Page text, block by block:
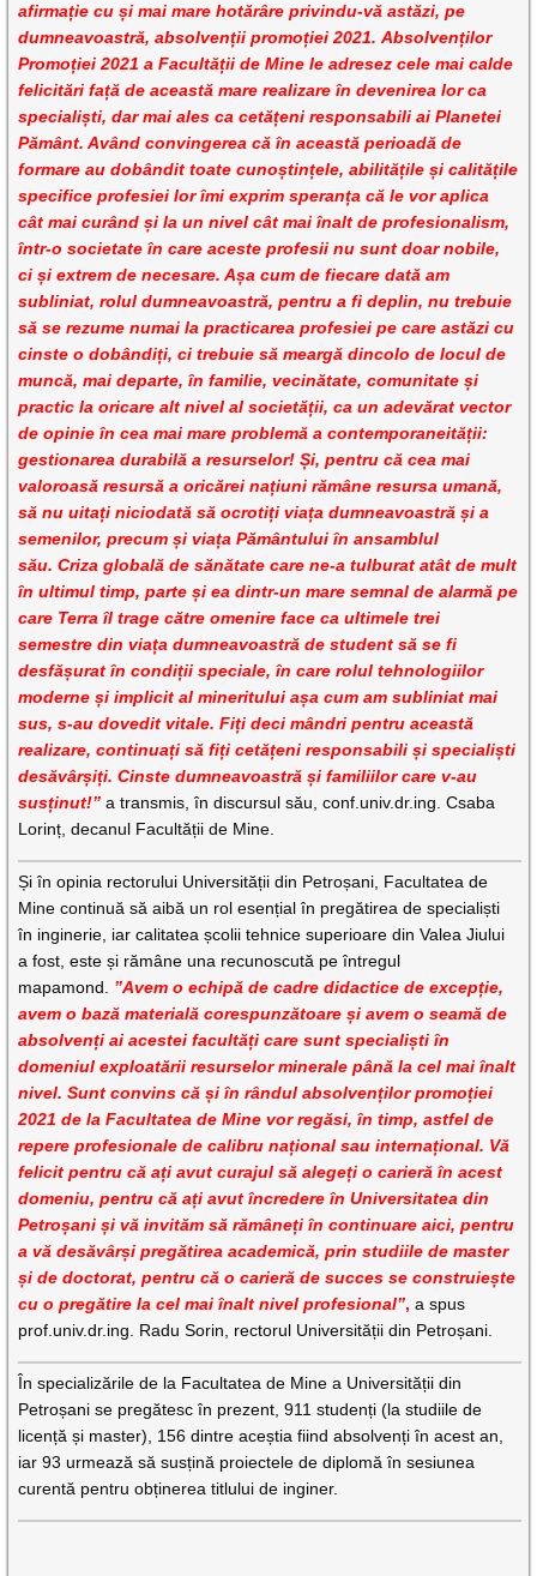
afirmație cu și mai mare hotărâre privindu-vă astăzi, pe
dumneavoastră, absolvenții promoției 2021. Absolvenților
Promoției 2021 a Facultății de Mine le adresez cele mai calde
felicitări față de această mare realizare în devenirea lor ca
specialiști, dar mai ales ca cetățeni responsabili ai Planetei
Pământ. Având convingerea că în această perioadă de
formare au dobândit toate cunoștințele, abilitățile și calitățile
specifice profesiei lor îmi exprim speranța că le vor aplica
cât mai curând și la un nivel cât mai înalt de profesionalism,
într-o societate în care aceste profesii nu sunt doar nobile,
ci și extrem de necesare. Așa cum de fiecare dată am
subliniat, rolul dumneavoastră, pentru a fi deplin, nu trebuie
să se rezume numai la practicarea profesiei pe care astăzi cu
cinste o dobândiți, ci trebuie să meargă dincolo de locul de
muncă, mai departe, în familie, vecinătate, comunitate și
practic la oricare alt nivel al societății, ca un adevărat vector
de opinie în cea mai mare problemă a contemporaneității:
gestionarea durabilă a resurselor! Și, pentru că cea mai
valoroasă resursă a oricărei națiuni rămâne resursa umană,
să nu uitați niciodată să ocrotiți viața dumneavoastră și a
semenilor, precum și viața Pământului în ansamblul
său. Criza globală de sănătate care ne-a tulburat atât de mult
în ultimul timp, parte și ea dintr-un mare semnal de alarmă pe
care Terra îl trage către omenire face ca ultimele trei
semestre din viața dumneavoastră de student să se fi
desfășurat în condiții speciale, în care rolul tehnologiilor
moderne și implicit al mineritului așa cum am subliniat mai
sus, s-au dovedit vitale. Fiți deci mândri pentru această
realizare, continuați să fiți cetățeni responsabili și specialiști
desăvârșiți. Cinste dumneavoastră și familiilor care v-au
susținut!” a transmis, în discursul său, conf.univ.dr.ing. Csaba
Lorinț, decanul Facultății de Mine.
Și în opinia rectorului Universității din Petroșani, Facultatea de
Mine continuă să aibă un rol esențial în pregătirea de specialiști
în inginerie, iar calitatea școlii tehnice superioare din Valea Jiului
a fost, este și rămâne una recunoscută pe întregul
mapamond. ”Avem o echipă de cadre didactice de excepție,
avem o bază materială corespunzătoare și avem o seamă de
absolvenți ai acestei facultăți care sunt specialiști în
domeniul exploatării resurselor minerale până la cel mai înalt
nivel. Sunt convins că și în rândul absolvenților promoției
2021 de la Facultatea de Mine vor regăsi, în timp, astfel de
repere profesionale de calibru național sau internațional. Vă
felicit pentru că ați avut curajul să alegeți o carieră în acest
domeniu, pentru că ați avut încredere în Universitatea din
Petroșani și vă invităm să rămâneți în continuare aici, pentru
a vă desăvârși pregătirea academică, prin studiile de master
și de doctorat, pentru că o carieră de succes se construiește
cu o pregătire la cel mai înalt nivel profesional”, a spus
prof.univ.dr.ing. Radu Sorin, rectorul Universității din Petroșani.
În specializările de la Facultatea de Mine a Universității din
Petroșani se pregătesc în prezent, 911 studenți (la studiile de
licență și master), 156 dintre aceștia fiind absolvenți în acest an,
iar 93 urmează să susțină proiectele de diplomă în sesiunea
curentă pentru obținerea titlului de inginer.